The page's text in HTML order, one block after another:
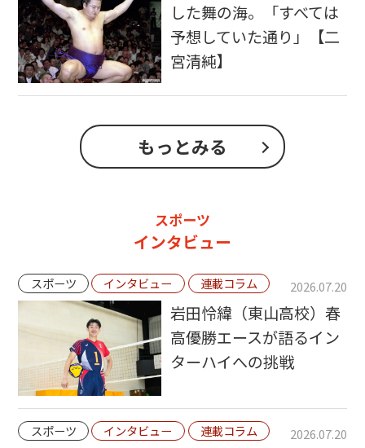
した舞の海。「すべては
予想していた通り」【二
宮清純】
もっとみる
スポーツ
インタビュー
スポーツ インタビュー 連載コラム 2026.07.20
岩田怜緯（東山高校）春
高優勝エースが語るイン
ターハイへの挑戦
スポーツ インタビュー 連載コラム 2026.07.20